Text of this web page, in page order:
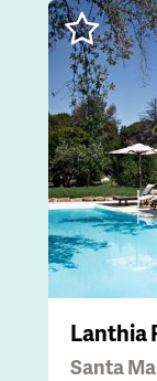
Lanthia
Santa